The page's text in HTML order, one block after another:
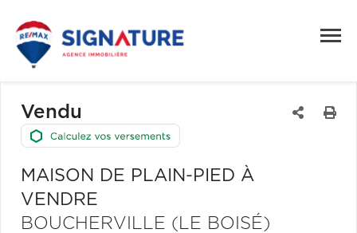
Vendu
MAISON DE PLAIN-PIED À
VENDRE
BOUCHERVILLE (LE BOISÉ)